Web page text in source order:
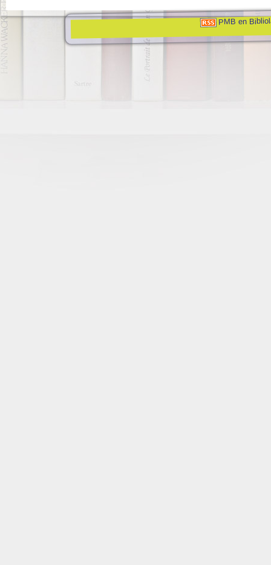
PMB en